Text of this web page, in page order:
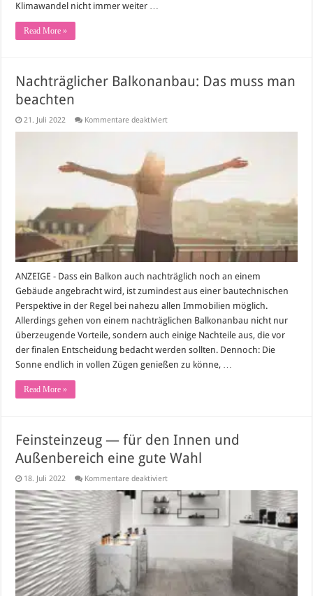
Klimawandel nicht immer weiter …
Read More »
Nachträglicher Balkonanbau: Das muss man
beachten
21. Juli 2022 Kommentare deaktiviertfür
beachten
ANZEIGE - Dass ein Balkon auch nachträglich noch an einem
Gebäude angebracht wird, ist zumindest aus einer bautechnischen
Perspektive in der Regel bei nahezu allen Immobilien möglich.
Allerdings gehen von einem nachträglichen Balkonanbau nicht nur
überzeugende Vorteile, sondern auch einige Nachteile aus, die vor
der finalen Entscheidung bedacht werden sollten. Dennoch: Die
Sonne endlich in vollen Zügen genießen zu könne, …
Read More »
Feinsteinzeug — für den Innen und
Außenbereich eine gute Wahl
18. Juli 2022 Kommentare deaktiviertfür
für
den
gute
Wahl